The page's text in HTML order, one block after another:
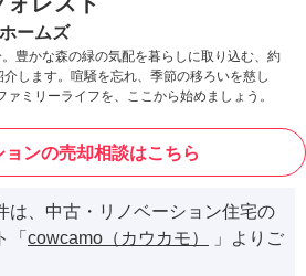
ームズ
。豊かな森の緑の気配を暮らしに取り込む、約
します。喧騒を忘れ、季節の移ろいを慈し
ミリーライフを、ここから始めましょう。
ョンの売却相談はこちら
は、中古・リノベーション住宅の
「 cowcamo（カウカモ）
」よりご